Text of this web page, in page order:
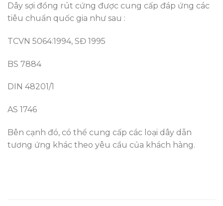
Dây sợi đồng rút cứng được cung cấp đáp ứng các
tiêu chuẩn quốc gia như sau :
TCVN 5064:1994, SĐ 1995
BS 7884
DIN 48201/1
AS 1746
Bên cạnh đó, có thể cung cấp các loại dây dẫn
tương ứng khác theo yêu cầu của khách hàng.